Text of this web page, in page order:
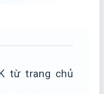
từ trang chủ